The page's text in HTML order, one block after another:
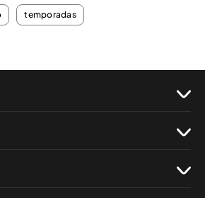
temporadas